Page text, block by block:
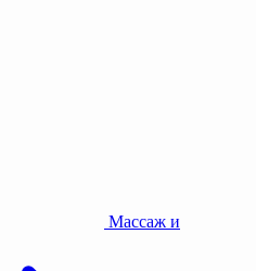
Массаж и